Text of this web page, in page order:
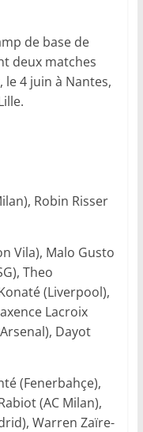
de base de
deux matches
le 4 juin à Nantes,
Robin Risser
Vila), Malo Gusto
Theo
(Liverpool),
Lacroix
Dayot
(Fenerbahçe),
(AC Milan),
Warren Zaïre-